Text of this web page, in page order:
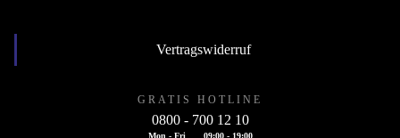
Vertragswiderruf
GRATIS HOTLINE
0800 - 700 12 10
Mon - Fri 09:00 - 19:00